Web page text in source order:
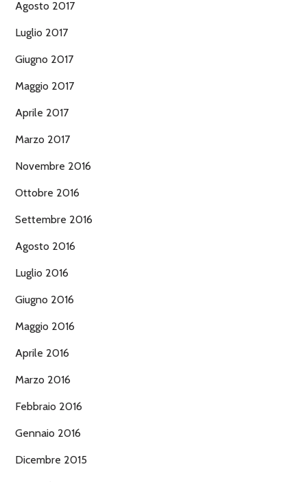
Agosto 2017
Luglio 2017
Giugno 2017
Maggio 2017
Aprile 2017
Marzo 2017
Novembre 2016
Ottobre 2016
Settembre 2016
Agosto 2016
Luglio 2016
Giugno 2016
Maggio 2016
Aprile 2016
Marzo 2016
Febbraio 2016
Gennaio 2016
Dicembre 2015